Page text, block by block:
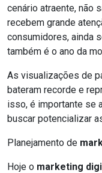
cenário atraente, não
recebem grande
consumidores, ainda
também é o ano da
As visualizações de
bateram recorde e
isso, é importante se
buscar potencializar
Planejamento de
Hoje o marketing